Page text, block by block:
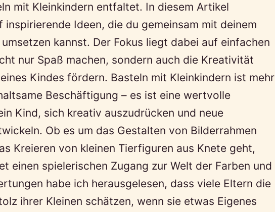
mit Kleinkindern entfaltet. In diesem Artikel
Ideen, die du gemeinsam mit deinem
kannst. Der Fokus liegt dabei auf einfachen
nur Spaß machen, sondern auch die Kreativität
Kindes fördern. Basteln mit Kleinkindern ist mehr
Beschäftigung – es ist eine wertvolle
Kind, sich kreativ auszudrücken und neue
Ob es um das Gestalten von Bilderrahmen
Kreieren von kleinen Tierfiguren aus Knete geht,
einen spielerischen Zugang zur Welt der Farben und
habe ich herausgelesen, dass viele Eltern die
ihrer Kleinen schätzen, wenn sie etwas Eigenes